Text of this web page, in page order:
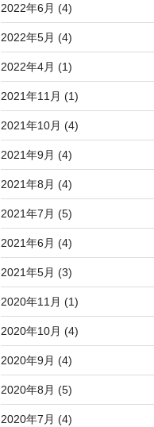
2022年6月 (4)
2022年5月 (4)
2022年4月 (1)
2021年11月 (1)
2021年10月 (4)
2021年9月 (4)
2021年8月 (4)
2021年7月 (5)
2021年6月 (4)
2021年5月 (3)
2020年11月 (1)
2020年10月 (4)
2020年9月 (4)
2020年8月 (5)
2020年7月 (4)